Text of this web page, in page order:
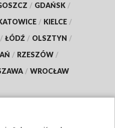
/ GDAŃSK /
/ KIELCE /
/ ŁÓDŹ / OLSZTYN /
/ RZESZÓW /
/ WROCŁAW